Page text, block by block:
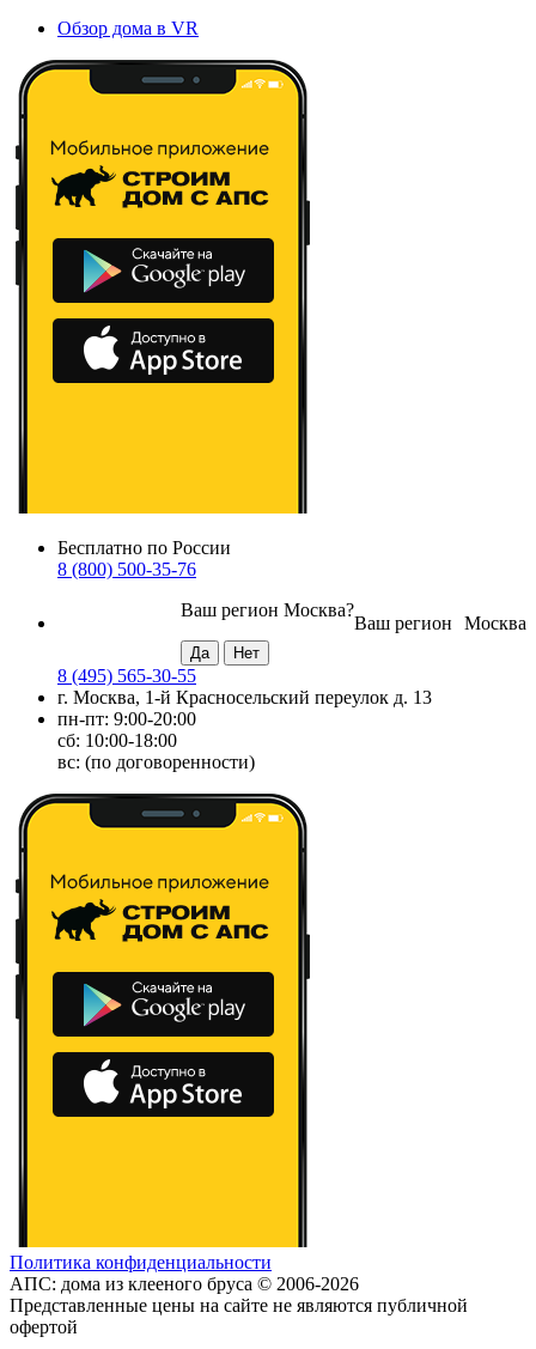
Обзор дома в VR
Бесплатно по России
8 (800) 500-35-76
Москва
Ваш регион
Ваш регион Москва?
8 (495) 565-30-55
г. Москва, 1-й Красносельский переулок д. 13
пн-пт: 9:00-20:00
сб: 10:00-18:00
вс: (по договоренности)
Политика конфиденциальности
АПС: дома из клееного бруса © 2006-2026
Представленные цены на сайте не являются публичной
офертой